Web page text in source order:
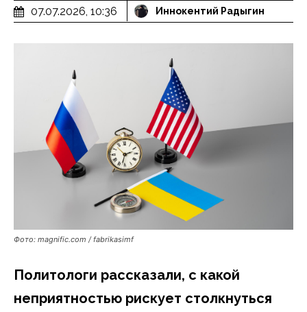
07.07.2026, 10:36 Иннокентий Радыгин
Фото: magnific.com / fabrikasimf
Политологи рассказали, с какой
неприятностью рискует столкнуться